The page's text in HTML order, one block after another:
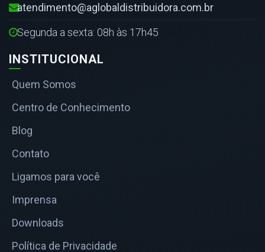
atendimento@aglobaldistribuidora.com.br
Segunda a sexta: 08h às 17h45
INSTITUCIONAL
Quem Somos
Centro de Conhecimento
Blog
Contato
Ligamos para você
Imprensa
Downloads
Política de Privacidade